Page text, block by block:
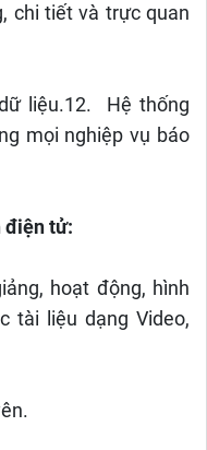
chi tiết và trực quan
liệu.12. Hệ thống
mọi nghiệp vụ báo
điện tử:
hoạt động, hình
tài liệu dạng Video,